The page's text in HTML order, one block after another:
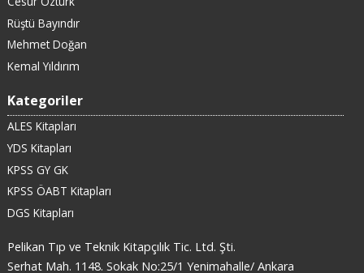
Rüştü Bayındır
Mehmet Doğan
Kemal Yıldırım
Kategoriler
ALES Kitapları
YDS Kitapları
KPSS GY GK
KPSS ÖABT Kitapları
DGS Kitapları
Pelikan Tıp ve Teknik Kitapçılık Tic. Ltd. Şti.
Serhat Mah. 1148. Sokak No:25/1 Yenimahalle/ Ankara